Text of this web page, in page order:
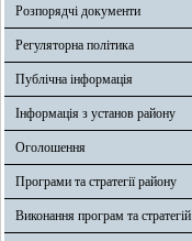
Розпорядчі документи
Регуляторна політика
Публічна інформація
Інформація з установ району
Оголошення
Програми та стратегії району
Виконання програм та стратегій